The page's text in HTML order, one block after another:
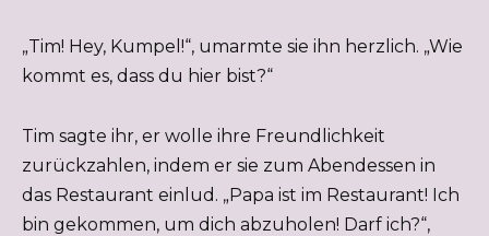
„Tim! Hey, Kumpel!“, umarmte sie ihn herzlich. „Wie
kommt es, dass du hier bist?“
Tim sagte ihr, er wolle ihre Freundlichkeit
zurückzahlen, indem er sie zum Abendessen in
das Restaurant einlud. „Papa ist im Restaurant! Ich
bin gekommen, um dich abzuholen! Darf ich?“,